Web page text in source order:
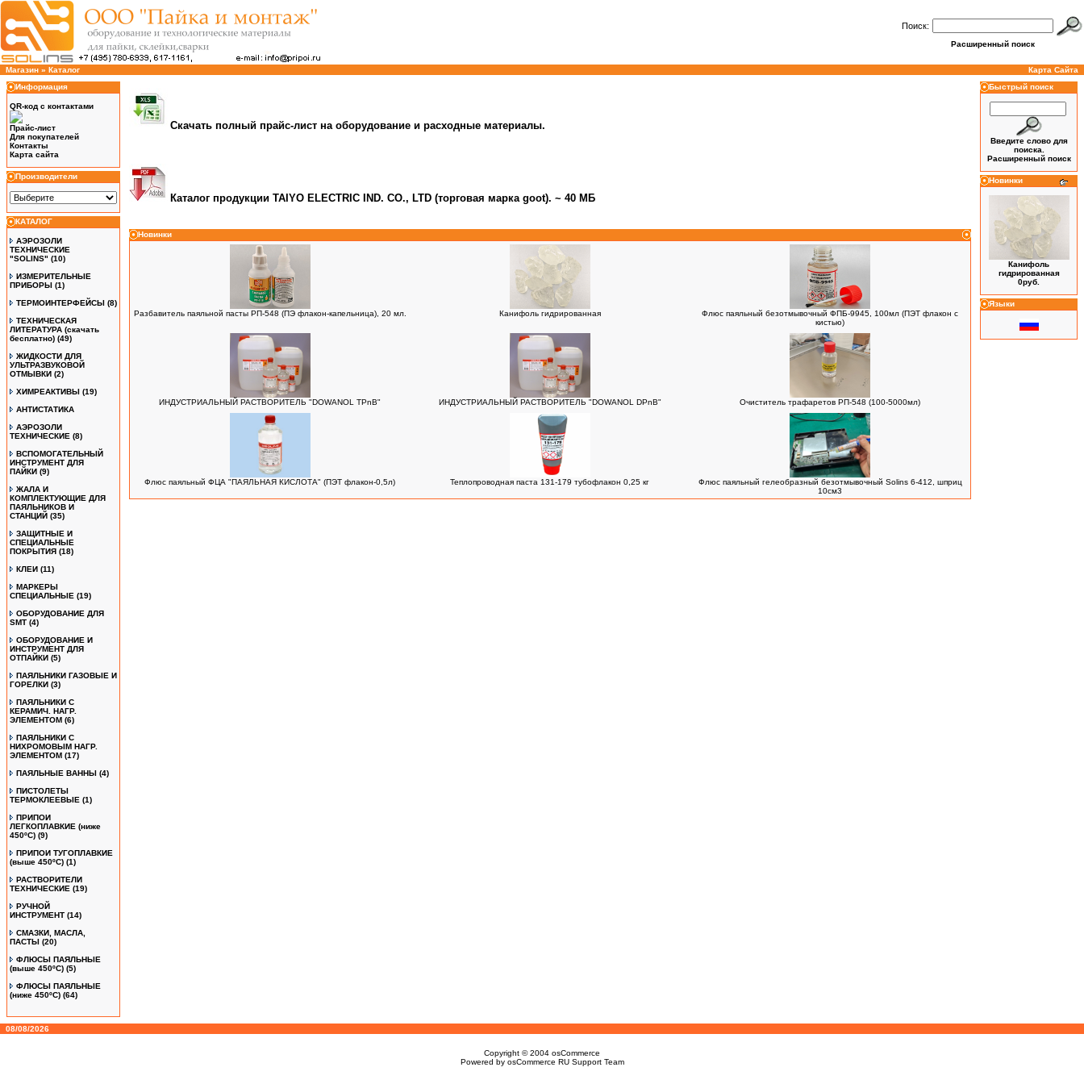
Поиск:
Расширенный поиск
Магазин » Каталог
Карта Сайта
Информация
QR-код с контактами
Прайс-лист
Для покупателей
Контакты
Карта сайта
Производители
КАТАЛОГ
АЭРОЗОЛИ
ТЕХНИЧЕСКИЕ
"SOLINS" (10)
ИЗМЕРИТЕЛЬНЫЕ
ПРИБОРЫ (1)
ТЕРМОИНТЕРФЕЙСЫ (8)
ТЕХНИЧЕСКАЯ
ЛИТЕРАТУРА (скачать
бесплатно) (49)
ЖИДКОСТИ ДЛЯ
УЛЬТРАЗВУКОВОЙ
ОТМЫВКИ (2)
ХИМРЕАКТИВЫ (19)
АНТИСТАТИКА
АЭРОЗОЛИ
ТЕХНИЧЕСКИЕ (8)
ВСПОМОГАТЕЛЬНЫЙ
ИНСТРУМЕНТ ДЛЯ
ПАЙКИ (9)
ЖАЛА И
КОМПЛЕКТУЮЩИЕ ДЛЯ
ПАЯЛЬНИКОВ И
СТАНЦИЙ (35)
ЗАЩИТНЫЕ И
СПЕЦИАЛЬНЫЕ
ПОКРЫТИЯ (18)
КЛЕИ (11)
МАРКЕРЫ
СПЕЦИАЛЬНЫЕ (19)
ОБОРУДОВАНИЕ ДЛЯ
SMT (4)
ОБОРУДОВАНИЕ И
ИНСТРУМЕНТ ДЛЯ
ОТПАЙКИ (5)
ПАЯЛЬНИКИ ГАЗОВЫЕ И
ГОРЕЛКИ (3)
ПАЯЛЬНИКИ С
КЕРАМИЧ. НАГР.
ЭЛЕМЕНТОМ (6)
ПАЯЛЬНИКИ С
НИХРОМОВЫМ НАГР.
ЭЛЕМЕНТОМ (17)
ПАЯЛЬНЫЕ ВАННЫ (4)
ПИСТОЛЕТЫ
ТЕРМОКЛЕЕВЫЕ (1)
ПРИПОИ
ЛЕГКОПЛАВКИЕ (ниже
450ºС) (9)
ПРИПОИ ТУГОПЛАВКИЕ
(выше 450ºС) (1)
РАСТВОРИТЕЛИ
ТЕХНИЧЕСКИЕ (19)
РУЧНОЙ
ИНСТРУМЕНТ (14)
СМАЗКИ, МАСЛА,
ПАСТЫ (20)
ФЛЮСЫ ПАЯЛЬНЫЕ
(выше 450ºC) (5)
ФЛЮСЫ ПАЯЛЬНЫЕ
(ниже 450ºC) (64)
Скачать полный прайс-лист на оборудование и расходные материалы.
Каталог продукции TAIYO ELECTRIC IND. CO., LTD (торговая марка goot). ~ 40 МБ
Новинки
Разбавитель паяльной пасты РП-548 (ПЭ флакон-капельница), 20 мл. Канифоль гидрированная
Флюс паяльный безотмывочный ФПБ-9945, 100мл (ПЭТ флакон с
кистью)
ИНДУСТРИАЛЬНЫЙ РАСТВОРИТЕЛЬ "DOWANOL TPnB" ИНДУСТРИАЛЬНЫЙ РАСТВОРИТЕЛЬ "DOWANOL DPnB" Очиститель трафаретов РП-548 (100-5000мл)
Флюс паяльный ФЦА "ПАЯЛЬНАЯ КИСЛОТА" (ПЭТ флакон-0,5л) Теплопроводная паста 131-179 тубофлакон 0,25 кг
Флюс паяльный гелеобразный безотмывочный Solins 6-412, шприц
10см3
Быстрый поиск
Введите слово для
поиска.
Расширенный поиск
Новинки
Канифоль
гидрированная
0руб.
Языки
08/08/2026
Copyright © 2004 osCommerce
Powered by osCommerce RU Support Team